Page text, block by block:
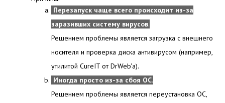
Перезапуск чаще всего происходит из-за
заразивших систему вирусов.
Решением проблемы является загрузка с внешнего
носителя и проверка диска антивирусом (например,
утилитой CureIT от DrWeb'а).
Иногда просто из-за сбоя ОС.
Решением проблемы является переустановка ОС,